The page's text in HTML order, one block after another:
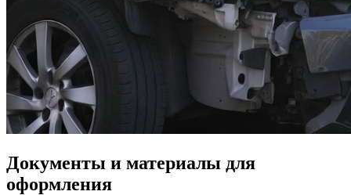
Документы и материалы для
оформления